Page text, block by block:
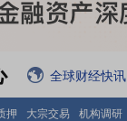
全球财经快讯
押 大宗交易 机构调研